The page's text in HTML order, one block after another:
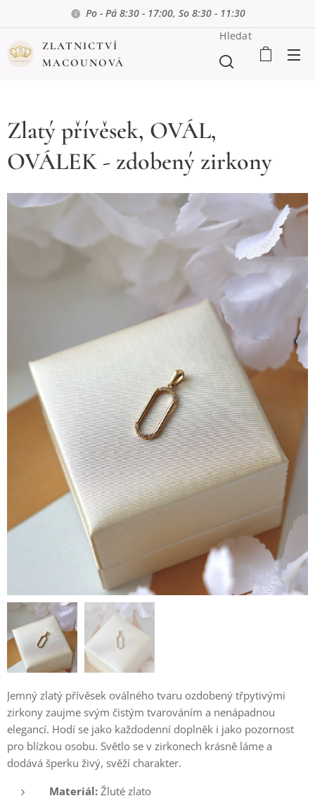
Po - Pá 8:30 - 17:00, So 8:30 - 11:30
ZLATNICTVÍ
MACOUNOVÁ
Hledat
Zlatý přívěsek, OVÁL,
OVÁLEK - zdobený zirkony
Jemný zlatý přívěsek oválného tvaru ozdobený třpytivými
zirkony zaujme svým čistým tvarováním a nenápadnou
elegancí. Hodí se jako každodenní doplněk i jako pozornost
pro blízkou osobu. Světlo se v zirkonech krásně láme a
dodává šperku živý, svěží charakter.
Materiál: Žluté zlato